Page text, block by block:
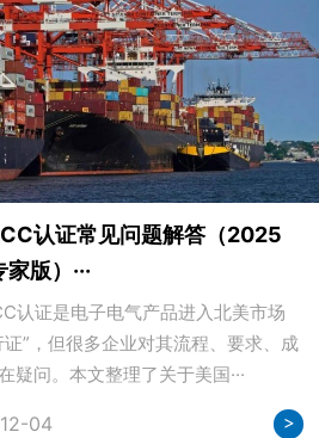
认证常见问题解答（2025
版）···
认证是电子电气产品进入北美市场
证”，但很多企业对其流程、要求、成
疑问。本文整理了关于美国···
04 >